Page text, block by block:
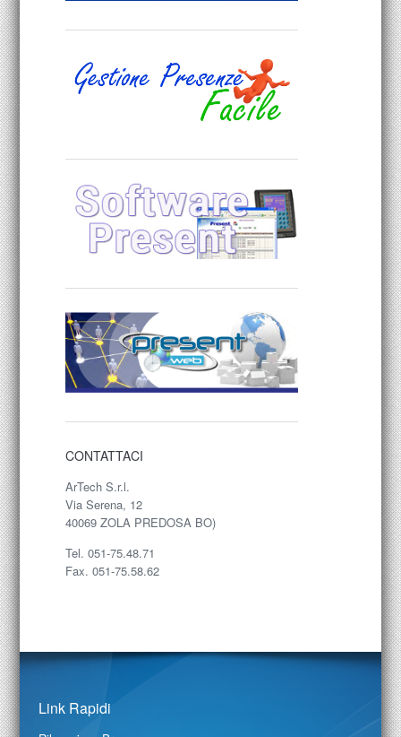
CONTATTACI
ArTech S.r.l.
Via Serena, 12
40069 ZOLA PREDOSA BO)
Tel. 051-75.48.71
Fax. 051-75.58.62
Link Rapidi